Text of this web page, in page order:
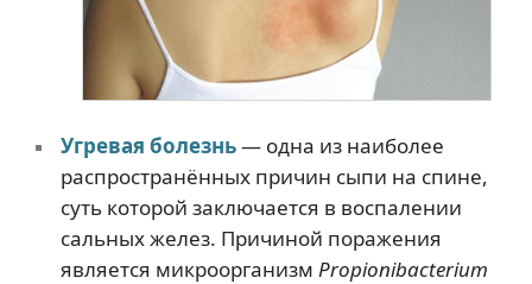
Угревая болезнь— одна из наиболее
распространённых причин сыпи на спине,
суть которой заключается в воспалении
сальных желез. Причиной поражения
является микроорганизм Propionibacterium